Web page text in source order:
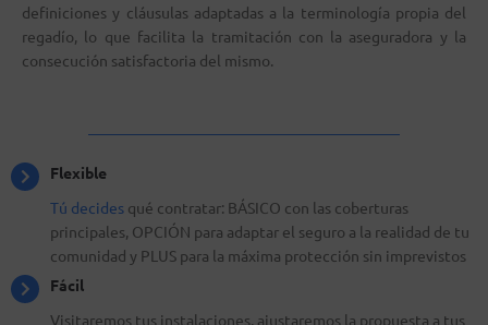
definiciones y cláusulas adaptadas a la terminología propia del
regadío, lo que facilita la tramitación con la aseguradora y la
consecución satisfactoria del mismo.
Flexible
Tú decides qué contratar: BÁSICO con las coberturas
principales, OPCIÓN para adaptar el seguro a la realidad de tu
comunidad y PLUS para la máxima protección sin imprevistos
Fácil
Visitaremos tus instalaciones, ajustaremos la propuesta a tus